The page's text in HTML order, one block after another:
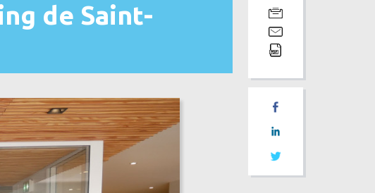
de Saint-